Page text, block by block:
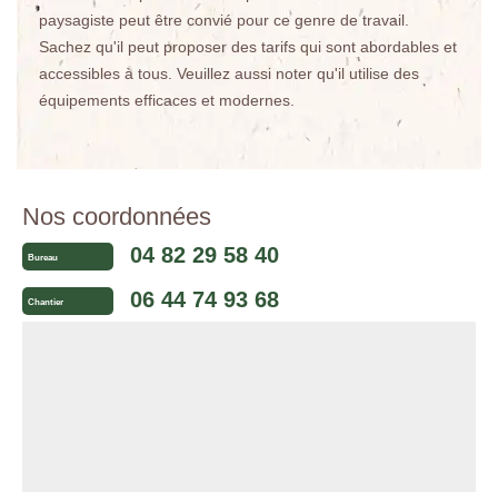
paysagiste peut être convié pour ce genre de travail.
Sachez qu'il peut proposer des tarifs qui sont abordables et
accessibles à tous. Veuillez aussi noter qu'il utilise des
équipements efficaces et modernes.
Nos coordonnées
Bureau 04 82 29 58 40
Chantier 06 44 74 93 68